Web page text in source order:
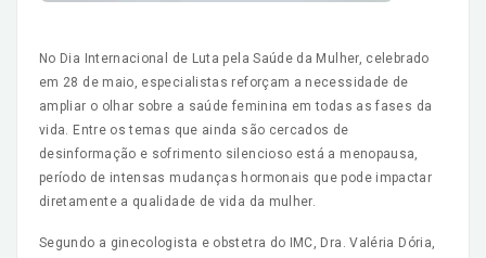
No Dia Internacional de Luta pela Saúde da Mulher, celebrado
em 28 de maio, especialistas reforçam a necessidade de
ampliar o olhar sobre a saúde feminina em todas as fases da
vida. Entre os temas que ainda são cercados de
desinformação e sofrimento silencioso está a menopausa,
período de intensas mudanças hormonais que pode impactar
diretamente a qualidade de vida da mulher.
Segundo a ginecologista e obstetra do IMC, Dra. Valéria Dória,